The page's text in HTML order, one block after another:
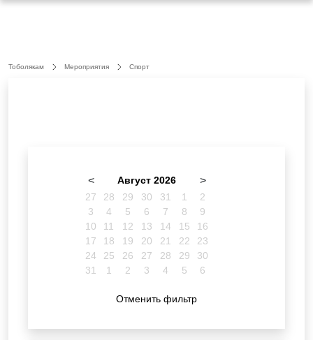
Тоболякам Мероприятия Спорт
< Август 2026 >
27 28 29 30 31 1
2
3
4 5 6 7 8
9
10
11 12 13 14 15
16
17
18 19 20 21 22
23
24
25 26 27 28 29
30
31
1 2 3 4 5 6
Отменить фильтр